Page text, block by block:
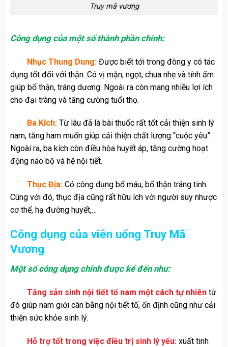
Truy mã vương
Công dụng của một số thành phần chính:
Nhục Thung Dung:Được biết tới trong đông y có tác
dụng tốt đối với thận. Có vị mặn, ngọt, chua nhẹ và tính ấm
giúp bổ thận, tráng dương. Ngoài ra còn mang nhiều lợi ích
cho đại tràng và tăng cường tuổi thọ.
Ba Kích: Từ lâu đã là bài thuốc rất tốt cải thiện sinh lý
nam, tăng ham muốn giúp cải thiện chất lượng “cuộc yêu”.
Ngoài ra, ba kích còn điều hòa huyết áp, tăng cường hoạt
động não bộ và hệ nội tiết.
Thục Địa:Có công dụng bổ máu, bổ thận tráng tinh.
Cùng với đó, thục địa cũng rất hữu ích với người suy nhược
cơ thể, hạ đường huyết,…
Công dụng của viên uống Truy Mã
Vương
Một số công dụng chính được kể đến như:
Tăng sản sinh nội tiết tố nam một cách tự nhiêntừ
đó giúp nam giới cân bằng nội tiết tố, ổn định cũng như cải
thiện sức khỏe sinh lý.
Hỗ trợ tốt trong việc điều trị sinh lý yếu:xuất tinh